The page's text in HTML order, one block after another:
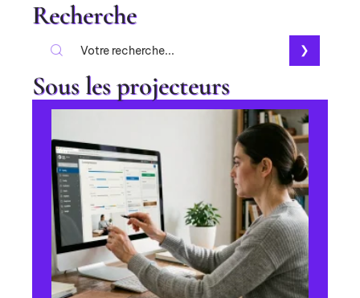
Recherche
Sous les projecteurs